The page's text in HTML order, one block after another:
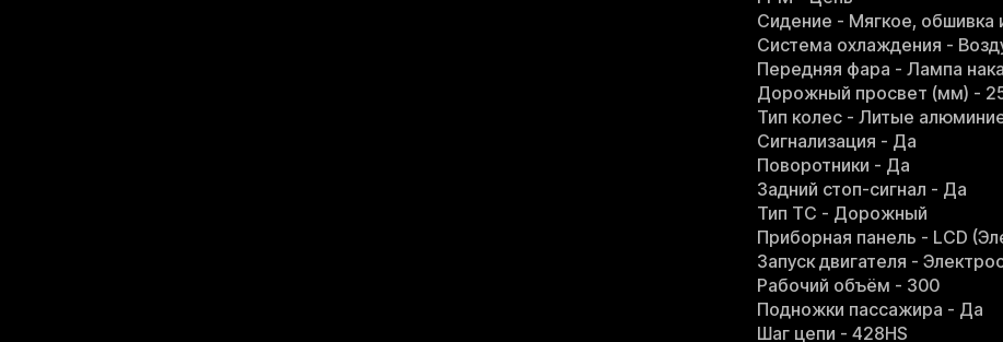
Сидение - Мягкое, обшивка
Система охлаждения -
Передняя фара - Лампа
Дорожный просвет (мм) -
Тип колес - Литые
Сигнализация - Да
Поворотники - Да
Задний стоп-сигнал - Да
Тип ТС - Дорожный
Приборная панель - LCD
Запуск двигателя -
Рабочий объём - 300
Подножки пассажира - Да
Шаг цепи - 428HS